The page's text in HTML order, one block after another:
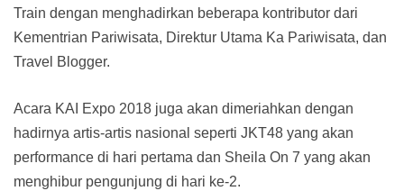
Train dengan menghadirkan beberapa kontributor dari
Kementrian Pariwisata, Direktur Utama Ka Pariwisata, dan
Travel Blogger.
Acara KAI Expo 2018 juga akan dimeriahkan dengan
hadirnya artis-artis nasional seperti JKT48 yang akan
performance di hari pertama dan Sheila On 7 yang akan
menghibur pengunjung di hari ke-2.